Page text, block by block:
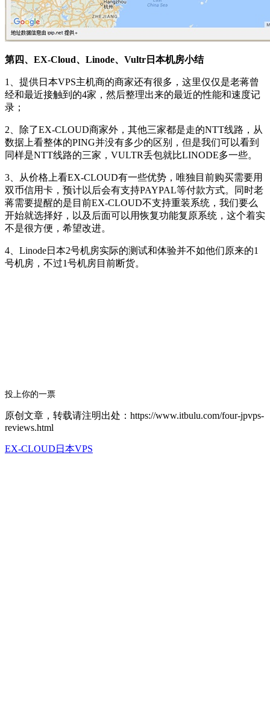
第四、EX-Cloud、Linode、Vultr日本机房小结
1、提供日本VPS主机商的商家还有很多，这里仅仅是老蒋曾
经和最近接触到的4家，然后整理出来的最近的性能和速度记
录；
2、除了EX-CLOUD商家外，其他三家都是走的NTT线路，从
数据上看整体的PING并没有多少的区别，但是我们可以看到
同样是NTT线路的三家，VULTR丢包就比LINODE多一些。
3、从价格上看EX-CLOUD有一些优势，唯独目前购买需要用
双币信用卡，预计以后会有支持PAYPAL等付款方式。同时老
蒋需要提醒的是目前EX-CLOUD不支持重装系统，我们要么
开始就选择好，以及后面可以用恢复功能复原系统，这个着实
不是很方便，希望改进。
4、Linode日本2号机房实际的测试和体验并不如他们原来的1
号机房，不过1号机房目前断货。
投上你的一票
原创文章，转载请注明出处：https://www.itbulu.com/four-jpvps-
reviews.html
EX-CLOUD 日本VPS